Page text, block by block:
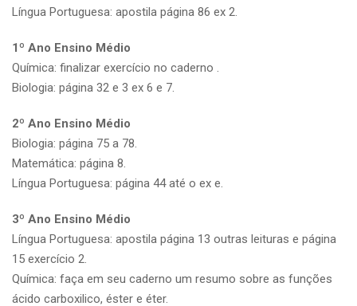
Língua Portuguesa: apostila página 86 ex 2.
1º Ano Ensino Médio
Química: finalizar exercício no caderno .
Biologia: página 32 e 3 ex 6 e 7.
2º Ano Ensino Médio
Biologia: página 75 a 78.
Matemática: página 8.
Língua Portuguesa: página 44 até o ex e.
3º Ano Ensino Médio
Língua Portuguesa: apostila página 13 outras leituras e página
15 exercício 2.
Química: faça em seu caderno um resumo sobre as funções
ácido carboxilico, éster e éter.